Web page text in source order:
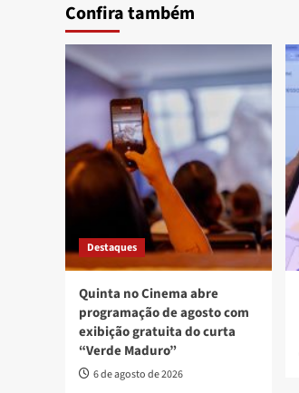
Confira também
Destaques
Quinta no Cinema abre
programação de agosto com
exibição gratuita do curta
“Verde Maduro”
6 de agosto de 2026